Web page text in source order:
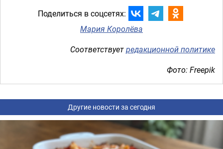
Поделиться в соцсетях:
Мария Королёва
Соответствуетредакционной политике
Фото: Freepik
Другие новости за сегодня